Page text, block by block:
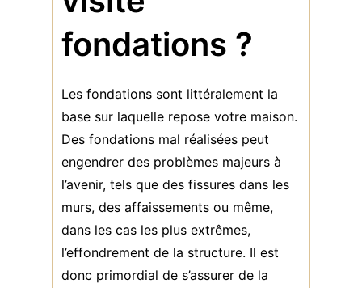
fondations ?
Les fondations sont littéralement la
base sur laquelle repose votre maison.
Des fondations mal réalisées peut
engendrer des problèmes majeurs à
l’avenir, tels que des fissures dans les
murs, des affaissements ou même,
dans les cas les plus extrêmes,
l’effondrement de la structure. Il est
donc primordial de s’assurer de la